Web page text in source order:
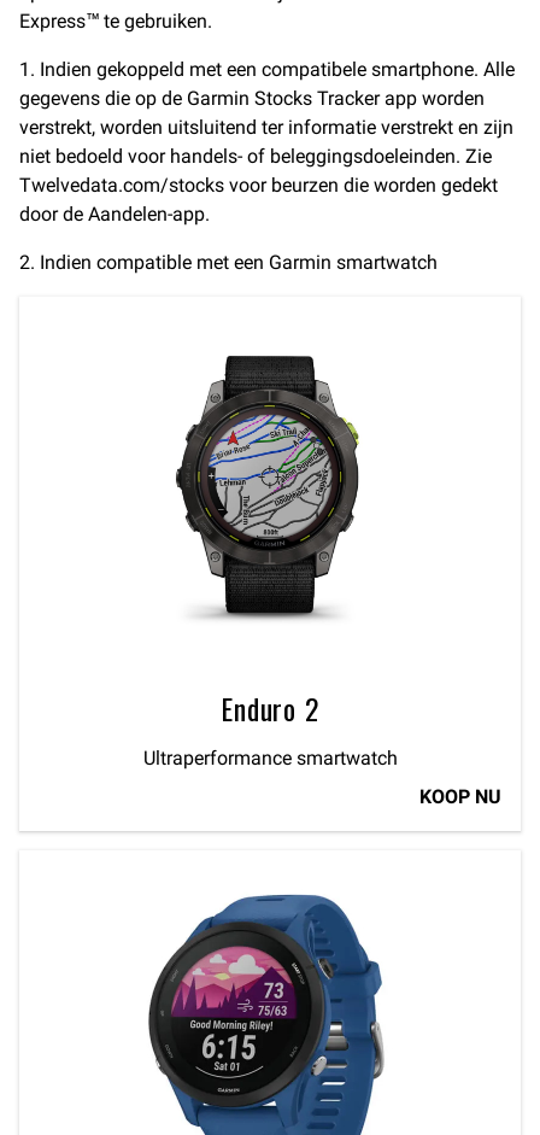
Express™ te gebruiken.
1. Indien gekoppeld met een compatibele smartphone. Alle
gegevens die op de Garmin Stocks Tracker app worden
verstrekt, worden uitsluitend ter informatie verstrekt en zijn
niet bedoeld voor handels- of beleggingsdoeleinden. Zie
Twelvedata.com/stocks voor beurzen die worden gedekt
door de Aandelen-app.
2. Indien compatible met een Garmin smartwatch
Enduro 2
Ultraperformance smartwatch
KOOP NU